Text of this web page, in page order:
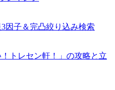
因子＆完凸絞り込み検索
トレセン軒！」の攻略と立